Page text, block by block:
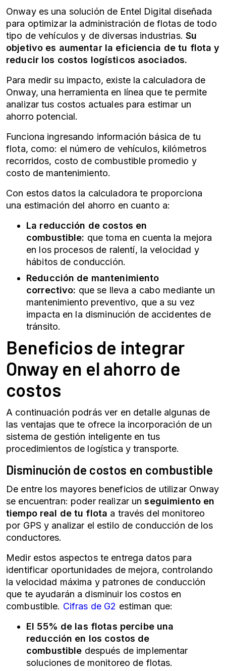
Onway es una solución de Entel Digital diseñada
para optimizar la administración de flotas de todo
tipo de vehículos y de diversas industrias. Su
objetivo es aumentar la eficiencia de tu flota y
reducir los costos logísticos asociados.
Para medir su impacto, existe la calculadora de
Onway, una herramienta en línea que te permite
analizar tus costos actuales para estimar un
ahorro potencial.
Funciona ingresando información básica de tu
flota, como: el número de vehículos, kilómetros
recorridos, costo de combustible promedio y
costo de mantenimiento.
Con estos datos la calculadora te proporciona
una estimación del ahorro en cuanto a:
La reducción de costos en
combustible: que toma en cuenta la mejora
en los procesos de ralentí, la velocidad y
hábitos de conducción.
Reducción de mantenimiento
correctivo: que se lleva a cabo mediante un
mantenimiento preventivo, que a su vez
impacta en la disminución de accidentes de
tránsito.
Beneficios de integrar
Onway en el ahorro de
costos
A continuación podrás ver en detalle algunas de
las ventajas que te ofrece la incorporación de un
sistema de gestión inteligente en tus
procedimientos de logística y transporte.
Disminución de costos en combustible
De entre los mayores beneficios de utilizar Onway
se encuentran: poder realizar un seguimiento en
tiempo real de tu flota a través del monitoreo
por GPS y analizar el estilo de conducción de los
conductores.
Medir estos aspectos te entrega datos para
identificar oportunidades de mejora, controlando
la velocidad máxima y patrones de conducción
que te ayudarán a disminuir los costos en
combustible. Cifras de G2 estiman que:
El 55% de las flotas percibe una
reducción en los costos de
combustible después de implementar
soluciones de monitoreo de flotas.